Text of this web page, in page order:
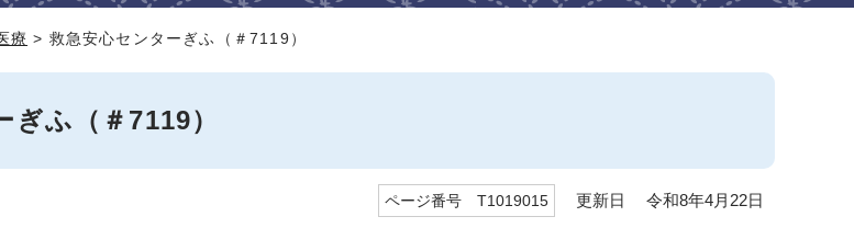
療 > 救急安心センターぎふ（＃7119）
ふ（＃7119）
ページ番号 T1019015 更新日 令和8年4月22日